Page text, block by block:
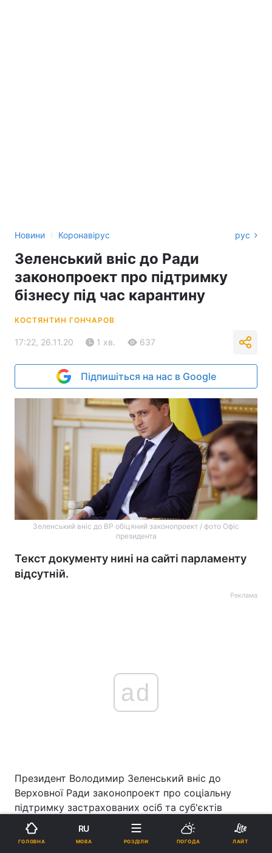
Новини › Коронавірус рус
Зеленський вніс до Ради
законопроект про підтримку
бізнесу під час карантину
КОСТЯНТИН ГОНЧАРОВ
17:22, 26.11.20 1 хв. 637
Підпишіться на нас в Google
Зеленський вніс до ВР обіцяний законопроект / фото Офіс
президента
Текст документу нині на сайті парламенту
відсутній.
Реклама
ad
Президент Володимир Зеленський вніс до
Верховної Ради законопроект про соціальну
підтримку застрахованих осіб та суб'єктів
господарювання на період обмежувальних
протиепідемічних заходів, запроваджених з
ГОЛОВНА
RU
МОВА РОЗДІЛИ ПОГОДА ЛАЙТ